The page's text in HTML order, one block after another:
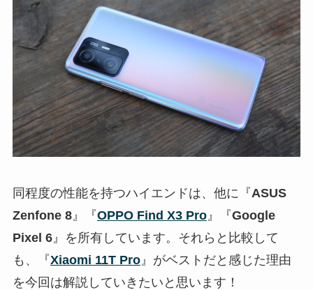
同程度の性能を持つハイエンドは、他に『ASUS
Zenfone 8』『OPPO Find X3 Pro』『Google
Pixel 6』を所有しています。それらと比較して
も、『Xiaomi 11T Pro』がベストだと感じた理由
を今回は解説していきたいと思います！